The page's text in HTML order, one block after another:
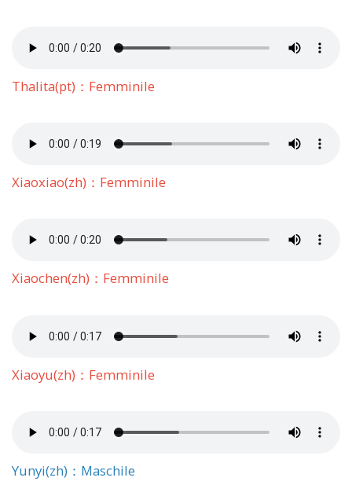
Thalita(pt)：Femminile
Xiaoxiao(zh)：Femminile
Xiaochen(zh)：Femminile
Xiaoyu(zh)：Femminile
Yunyi(zh)：Maschile